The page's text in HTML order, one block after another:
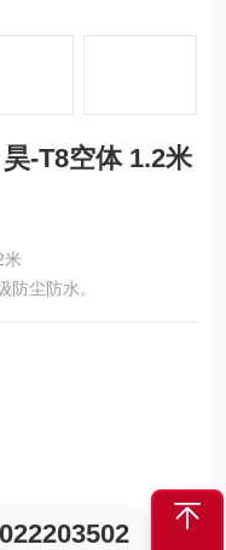
-T8空体 1.2米
米
防尘防水。